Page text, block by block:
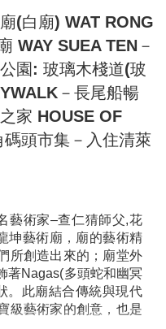
CHECK-IN
二大城市─【清邁】。
惜許多古蹟卻多有殘
產，又有”藝術建築之
佈，林蔭小街，曲徑幽
清見魚游，碧波盪漾，
BRIQUE HOTEL 或 AE